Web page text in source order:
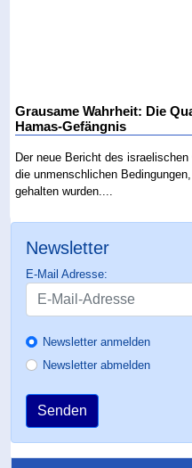
Grausame Wahrheit: Die
Hamas-Gefängnis
Der neue Bericht des
die unmenschlichen
gehalten wurden....
Newsletter
E-Mail Adresse:
Newsletter anmelden
Newsletter abmelden
Senden